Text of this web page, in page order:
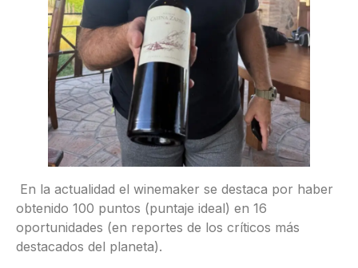
En la actualidad el winemaker se destaca por haber
obtenido 100 puntos (puntaje ideal) en 16
oportunidades (en reportes de los críticos más
destacados del planeta).